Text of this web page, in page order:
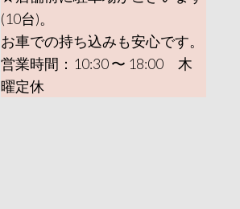
(10台)。
お車での持ち込みも安心です。
営業時間：10:30 〜 18:00 木
曜定休